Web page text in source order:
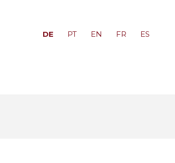
DE PT EN FR ES